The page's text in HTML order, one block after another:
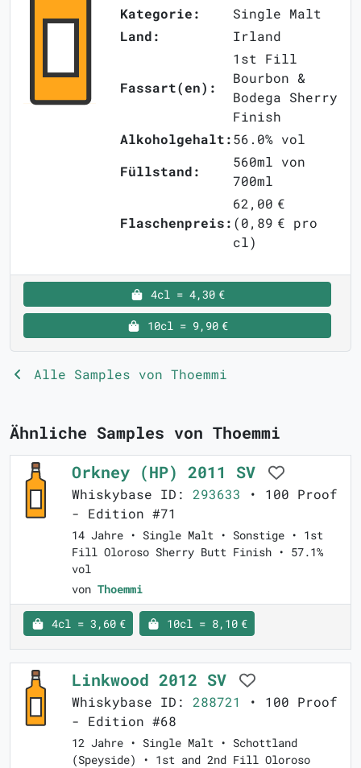
Kategorie:
Single Malt
Land:
Irland
Fassart(en):
1st Fill
Bourbon &
Bodega Sherry
Finish
Alkoholgehalt:56.0% vol
Füllstand:
560ml von
700ml
Flaschenpreis:
62,00 €
(0,89 € pro
cl)
4cl = 4,30 €
10cl = 9,90 €
Alle Samples von Thoemmi
Ähnliche Samples von Thoemmi
Orkney (HP) 2011 SV
Whiskybase ID: 293633 • 100 Proof
- Edition #71
14 Jahre • Single Malt • Sonstige • 1st
Fill Oloroso Sherry Butt Finish • 57.1%
vol
von Thoemmi
4cl = 3,60 € 10cl = 8,10 €
Linkwood 2012 SV
Whiskybase ID: 288721
• 100 Proof
- Edition #68
12 Jahre • Single Malt • Schottland
(Speyside) • 1st and 2nd Fill Oloroso